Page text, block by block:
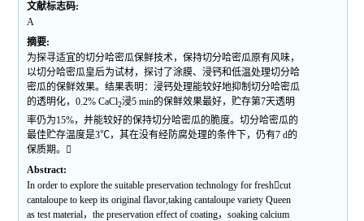
文献标志码:
A
摘要:
为探寻适宜的切分哈密瓜保鲜技术，保持切分哈密瓜原有风味，
以切分哈密瓜皇后为试材，探讨了涂膜、浸钙和低温处理切分哈
密瓜的保鲜效果。结果表明：浸钙处理能较好地抑制切分哈密瓜
的透明化，0.2% CaCl2浸5 min的保鲜效果最好，贮存第7天透明
率仍为15%，并能较好的保持切分哈密瓜的脆度。切分哈密瓜的
最佳贮存温度是3℃，其在没有经防腐处理的条件下，仍有7 d的
保质期。
Abstract:
In order to explore the suitable preservation technology for freshcut
cantaloupe to keep its original flavor,taking cantaloupe variety Queen
as test material，the preservation effect of coating，soaking calcium